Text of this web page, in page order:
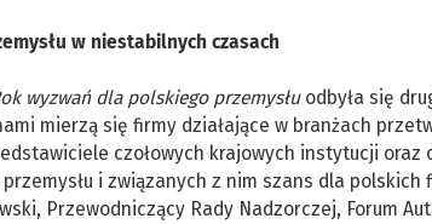
w niestabilnych czasach
wyzwań dla polskiego przemysłuodbyła się
mierzą się firmy działające w branżach
czołowych krajowych instytucji
i związanych z nim szans dla
Przewodniczący Rady Nadzorczej, Forum